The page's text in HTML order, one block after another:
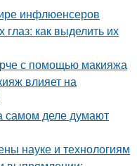
инфлюенсеров
как выделить их
с помощью макияжа
влияет на
самом деле думают
науке и технологиям